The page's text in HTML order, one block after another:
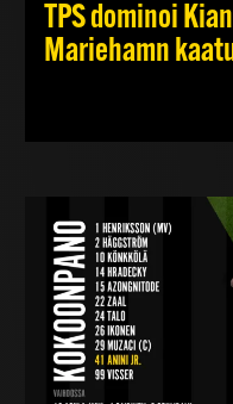
TPS dominoi
Mariehamn